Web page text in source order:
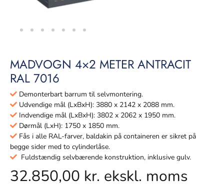
MADVOGN 4×2 METER ANTRACIT
RAL 7016
Demonterbart barrum til selvmontering.
Udvendige mål (LxBxH): 3880 x 2142 x 2088 mm.
Indvendige mål (LxBxH): 3802 x 2062 x 1950 mm.
Dørmål (LxH): 1750 x 1850 mm.
Fås i alle RAL-farver, baldakin på containeren er sikret på
begge sider med to cylinderlåse.
Fuldstændig selvbærende konstruktion, inklusive gulv.
32.850,00 kr. ekskl. moms